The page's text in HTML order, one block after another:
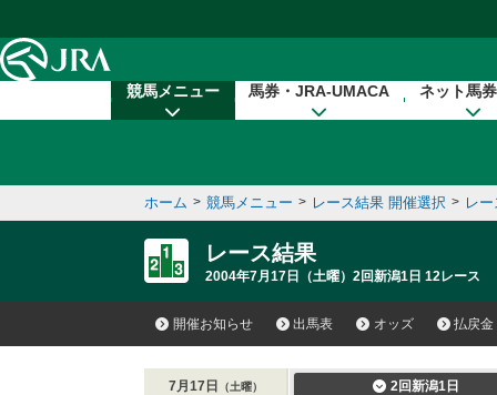
競馬メニュー 馬券・JRA-UMACA ネット馬
ホーム > 競馬メニュー > レース結果 開催選択 > レ
レース結果
2004年7月17日（土曜）2回新潟1日 12レース
開催お知らせ 出馬表 オッズ 払戻金
7月17日 （土曜） 2回新潟1日